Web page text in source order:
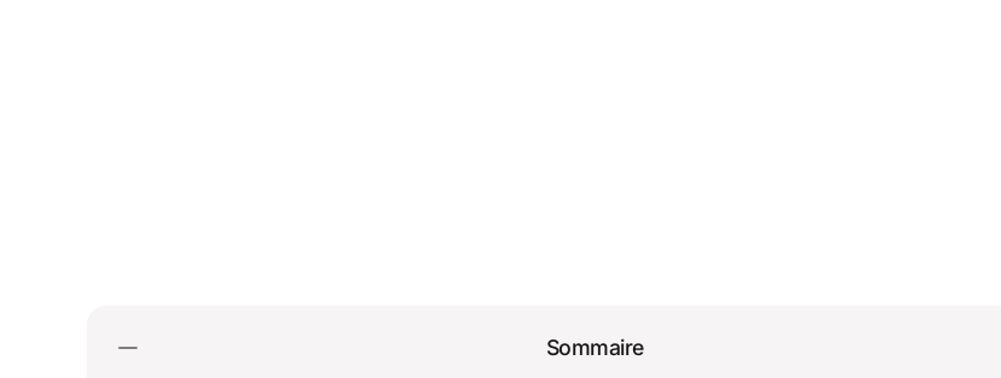
Sommaire